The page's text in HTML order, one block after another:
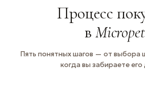
Процесс
в Micropet
Пять понятных шагов — от выбора
когда вы забираете